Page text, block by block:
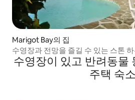
Marigot Bay의 집
수영장과 전망을 즐길 수 있는 스톤
수영장이 있고 반려동물
주택 숙소